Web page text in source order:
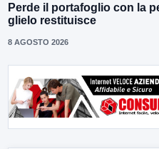
Perde il portafoglio con la
glielo restituisce
8 AGOSTO 2026